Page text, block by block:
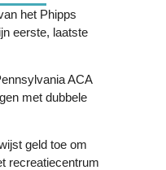
het Phipps
eerste, laatste
ACA
met dubbele
geld toe om
recreatiecentrum